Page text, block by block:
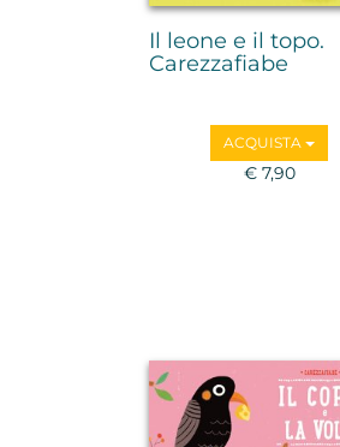
Il leone e il topo.
Carezzafiabe
ACQUISTA
€ 7,90